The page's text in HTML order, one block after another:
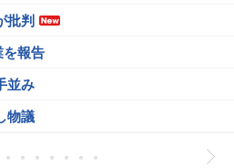
批判
報告
並み
物議